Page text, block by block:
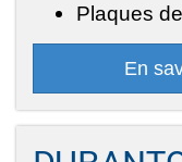
Plaques
En